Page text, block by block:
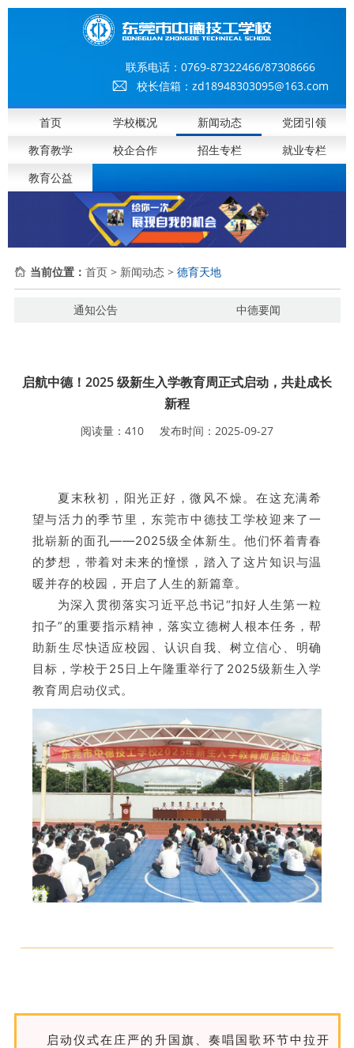
联系电话： 0769-87322466/87308666
校长信箱：zd18948303095@163.com
首页 学校概况 新闻动态
党团引领
教育教学
校企合作 招生专栏
就业专栏
教育公益
当前位置： 首页> 新闻动态> 德育天地
通知公告 中德要闻
启航中德！2025 级新生入学教育周正式启动，共赴成长
新程
阅读量： 410 发布时间： 2025-09-27
夏末秋初，阳光正好，微风不燥。在这充满希
望与活力的季节里，东莞市中德技工学校迎来了一
批崭新的面孔——2025级全体新生。他们怀着青春
的梦想，带着对未来的憧憬，踏入了这片知识与温
暖并存的校园，开启了人生的新篇章。
为深入贯彻落实习近平总书记“扣好人生第一粒
扣子”的重要指示精神，落实立德树人根本任务，帮
助新生尽快适应校园、认识自我、树立信心、明确
目标，学校于25日上午隆重举行了2025级新生入学
教育周启动仪式。
启动仪式在庄严的升国旗、奏唱国歌环节中拉开